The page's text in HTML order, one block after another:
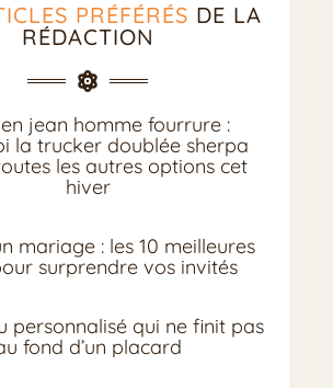
PRÉFÉRÉS DE LA
RÉDACTION
jean homme fourrure :
la trucker doublée sherpa
les autres options cet
hiver
mariage : les 10 meilleures
surprendre vos invités
personnalisé qui ne finit pas
fond d’un placard